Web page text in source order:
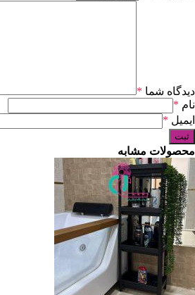
دیدگاه شما *
نام *
ایمیل *
محصولات مشابه